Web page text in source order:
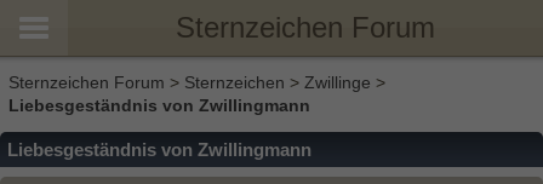
Sternzeichen Forum
Sternzeichen Forum > Sternzeichen > Zwillinge >
Liebesgeständnis von Zwillingmann
Liebesgeständnis von Zwillingmann